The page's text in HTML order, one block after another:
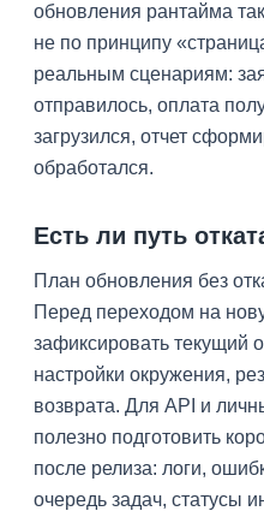
обновления рантайма
не по принципу
реальным сценариям:
отправилось, оплата
загрузился, отчет
обработался.
Есть ли путь
План обновления без
Перед переходом на
зафиксировать текущий
настройки окружения,
возврата. Для API и
полезно подготовить
после релиза: логи,
очередь задач, статусы